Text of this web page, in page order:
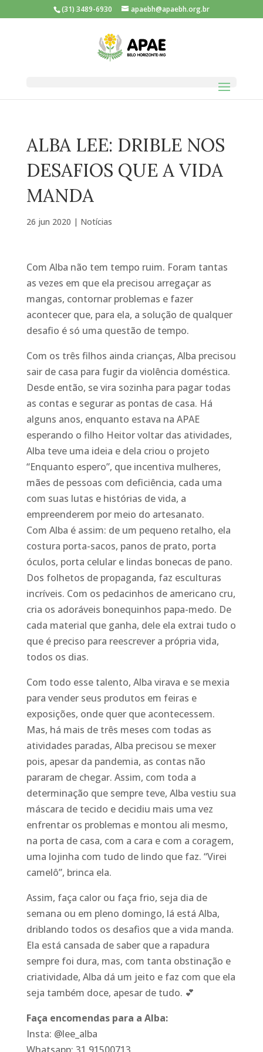
(31) 3489-6930 apaebh@apaebh.org.br
ALBA LEE: DRIBLE NOS
DESAFIOS QUE A VIDA
MANDA
26 jun 2020 | Notícias
Com Alba não tem tempo ruim. Foram tantas
as vezes em que ela precisou arregaçar as
mangas, contornar problemas e fazer
acontecer que, para ela, a solução de qualquer
desafio é só uma questão de tempo.
Com os três filhos ainda crianças, Alba precisou
sair de casa para fugir da violência doméstica.
Desde então, se vira sozinha para pagar todas
as contas e segurar as pontas de casa. Há
alguns anos, enquanto estava na APAE
esperando o filho Heitor voltar das atividades,
Alba teve uma ideia e dela criou o projeto
“Enquanto espero”, que incentiva mulheres,
mães de pessoas com deficiência, cada uma
com suas lutas e histórias de vida, a
empreenderem por meio do artesanato.
Com Alba é assim: de um pequeno retalho, ela
costura porta-sacos, panos de prato, porta
óculos, porta celular e lindas bonecas de pano.
Dos folhetos de propaganda, faz esculturas
incríveis. Com os pedacinhos de americano cru,
cria os adoráveis bonequinhos papa-medo. De
cada material que ganha, dele ela extrai tudo o
que é preciso para reescrever a própria vida,
todos os dias.
Com todo esse talento, Alba virava e se mexia
para vender seus produtos em feiras e
exposições, onde quer que acontecessem.
Mas, há mais de três meses com todas as
atividades paradas, Alba precisou se mexer
pois, apesar da pandemia, as contas não
pararam de chegar. Assim, com toda a
determinação que sempre teve, Alba vestiu sua
máscara de tecido e decidiu mais uma vez
enfrentar os problemas e montou ali mesmo,
na porta de casa, com a cara e com a coragem,
uma lojinha com tudo de lindo que faz. “Virei
camelô”, brinca ela.
Assim, faça calor ou faça frio, seja dia de
semana ou em pleno domingo, lá está Alba,
driblando todos os desafios que a vida manda.
Ela está cansada de saber que a rapadura
sempre foi dura, mas, com tanta obstinação e
criatividade, Alba dá um jeito e faz com que ela
seja também doce, apesar de tudo. 💕
Faça encomendas para a Alba:
Insta: @lee_alba